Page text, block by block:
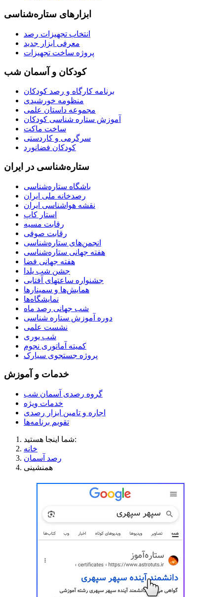
ابزارهای ستاره‌شناسی
انتخاب تجهیزات رصد
معرفی ابزار جدید
پروژه ساخت تجهیزات
کودکان و آسمان شب
برنامه‌ کارگاه و رصد کودکان
منظومه خورشیدی
مجموعه داستان علمی
آموزش ستاره شناسی کودکان
ساخت ماکت
سرگرمی و کاردستی
کودکان فضانورد
ستاره‌شناسی در ایران
باشگاه ستاره‌شناسی
رصدخانه ملی ایران
نقشه هواشناسی ایران
استار کاپ
رقابت مسیه
رقابت صوفی
انجمن‌های ستاره‌شناسی
هفته جهانی ستاره‌شناسی
هفته جهانی فضا
جشن شب یلدا
جشنواره ساعتهای آفتابی
همایش‌ها و سمینارها
نمایشگاه‌ها
شب جهانی رصد ماه
دوره آموزش ستاره شناسی
نشست علمی
شب یوری
کمیته آماتوری نجوم
پروژه جستجوی سیارک
خدمات و آموزش
گروه رصدی آسمان شب
خدمات ویژه
اجاره و تامین ابزار رصدی
تقویم برنامه‌ها
شما اینجا هستید:
خانه
رصد آسمان
همنشینی